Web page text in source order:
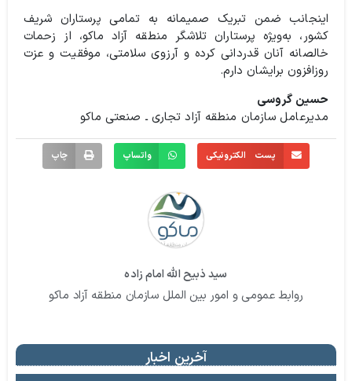
اینجانب ضمن تبریک صمیمانه به تمامی پرستاران شریف
کشور، به‌ویژه پرستاران تلاشگر منطقه آزاد ماکو، از زحمات
خالصانه آنان قدردانی کرده و آرزوی سلامتی، موفقیت و عزت
روزافزون برایشان دارم.
حسین گروسی
مدیرعامل سازمان منطقه آزاد تجاری ـ صنعتی ماکو
پست الکترونیکی واتساپ چاپ
سید ذبیح الله امام زاده
روابط عمومی و امور بین الملل سازمان منطقه آزاد ماکو
آخرین اخبار